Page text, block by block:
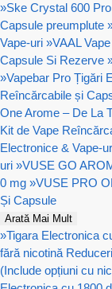
»Ske Crystal 600
Capsule preumplute
Vape-uri »VAAL
Capsule Si Rezerve
»Vapebar Pro Țigări
Reîncărcabile și
One Arome – De La
Kit de Vape
Electronice & Vape-
uri »VUSE GO
0 mg »VUSE PRO
Și Capsule
Arată Mai Mult
»Tigara Electronica
fără nicotină
(Include opțiuni cu